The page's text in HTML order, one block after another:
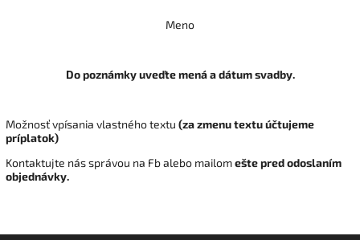
Meno
Do poznámky uveďte mená a dátum svadby.
Možnosť vpísania vlastného textu (za zmenu textu účtujeme
príplatok)
Kontaktujte nás správou na Fb alebo mailomešte pred odoslaním
objednávky.